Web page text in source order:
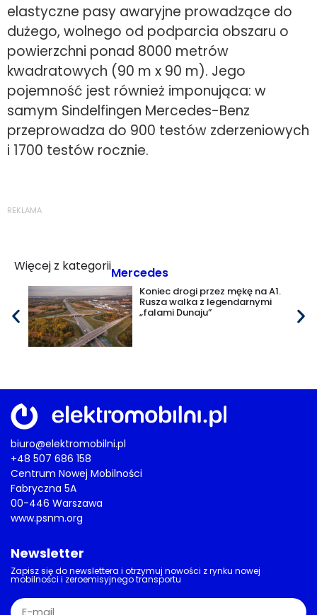
elastyczne pasy awaryjne prowadzące do
dużego, wolnego od podparcia obszaru o
powierzchni ponad 8000 metrów
kwadratowych (90 m x 90 m). Jego
pojemność jest również imponująca: w
samym Sindelfingen Mercedes-Benz
przeprowadza do 900 testów zderzeniowych
i 1700 testów rocznie.
REKLAMA
Więcej z kategoriiMercedes
Koniec drogi przez mękę na A1.
Rusza walka z legendarnymi
„falami Dunaju”
biuro@elektromobilni.pl
+48 507 686 158
Centrum Nowej Mobilności
Fabryczna 5A
00-446 Warszawa
www.psnm.org
Newsletter
Zapisz się do newslettera i otrzymuj nowości z rynku nowej
mobilności i zeroemisyjnego transportu